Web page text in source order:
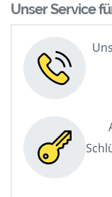
Unser Service